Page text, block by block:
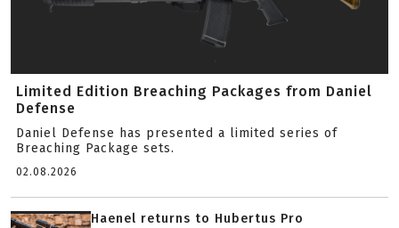
Limited Edition Breaching Packages from Daniel
Defense
Daniel Defense has presented a limited series of
Breaching Package sets.
02.08.2026
Haenel returns to Hubertus Pro